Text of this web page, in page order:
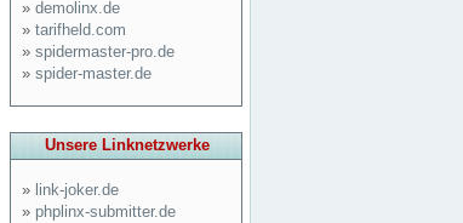
» demolinx.de
» tarifheld.com
» spidermaster-pro.de
» spider-master.de
Unsere Linknetzwerke
» link-joker.de
» phplinx-submitter.de